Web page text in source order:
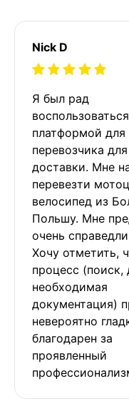
Nick D
Я был рад
воспользоваться
платформой для
перевозчика
доставки. Мне
перевезти
велосипед из
Польшу. Мне
очень
Хочу отметить,
процесс (поиск,
необходимая
документация)
невероятно
благодарен за
проявленный